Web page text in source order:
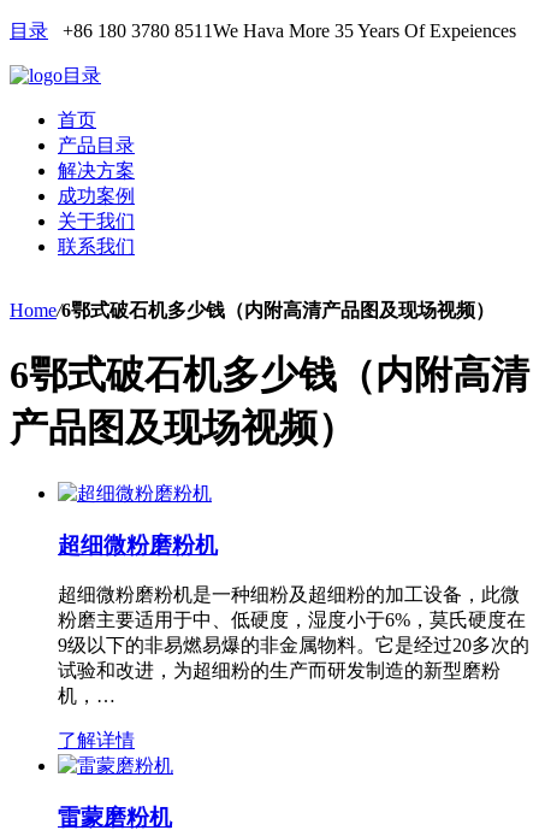
目录 +86 180 3780 8511We Hava More 35 Years Of Expeiences
目录
首页
产品目录
解决方案
成功案例
关于我们
联系我们
Home/6鄂式破石机多少钱（内附高清产品图及现场视频）
6鄂式破石机多少钱（内附高清
产品图及现场视频）
超细微粉磨粉机
超细微粉磨粉机是一种细粉及超细粉的加工设备，此微
粉磨主要适用于中、低硬度，湿度小于6%，莫氏硬度在
9级以下的非易燃易爆的非金属物料。它是经过20多次的
试验和改进，为超细粉的生产而研发制造的新型磨粉
机，…
了解详情
雷蒙磨粉机